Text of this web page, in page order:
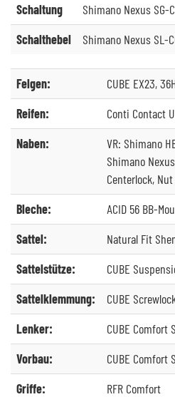
Schaltung
Shimano Nexus SG-
Schalthebel
Shimano Nexus SL-
Felgen:
CUBE EX23,
Reifen:
Conti Contact
Naben:
VR: Shimano
Shimano
Centerlock, Nut
Bleche:
ACID 56 BB-
Sattel:
Natural Fit
Sattelstütze:
CUBE
Sattelklemmung:
CUBE
Lenker:
CUBE Comfort
Vorbau:
CUBE Comfort
Griffe:
RFR Comfort